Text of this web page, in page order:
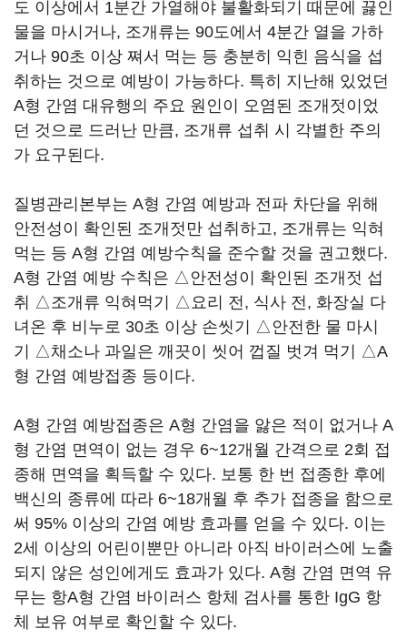
도 이상에서 1분간 가열해야 불활화되기 때문에 끓인
물을 마시거나, 조개류는 90도에서 4분간 열을 가하
거나 90초 이상 쪄서 먹는 등 충분히 익힌 음식을 섭
취하는 것으로 예방이 가능하다. 특히 지난해 있었던
A형 간염 대유행의 주요 원인이 오염된 조개젓이었
던 것으로 드러난 만큼, 조개류 섭취 시 각별한 주의
가 요구된다.
질병관리본부는 A형 간염 예방과 전파 차단을 위해
안전성이 확인된 조개젓만 섭취하고, 조개류는 익혀
먹는 등 A형 간염 예방수칙을 준수할 것을 권고했다.
A형 간염 예방 수칙은 △안전성이 확인된 조개젓 섭
취 △조개류 익혀먹기 △요리 전, 식사 전, 화장실 다
녀온 후 비누로 30초 이상 손씻기 △안전한 물 마시
기 △채소나 과일은 깨끗이 씻어 껍질 벗겨 먹기 △A
형 간염 예방접종 등이다.
A형 간염 예방접종은 A형 간염을 앓은 적이 없거나 A
형 간염 면역이 없는 경우 6~12개월 간격으로 2회 접
종해 면역을 획득할 수 있다. 보통 한 번 접종한 후에
백신의 종류에 따라 6~18개월 후 추가 접종을 함으로
써 95% 이상의 간염 예방 효과를 얻을 수 있다. 이는
2세 이상의 어린이뿐만 아니라 아직 바이러스에 노출
되지 않은 성인에게도 효과가 있다. A형 간염 면역 유
무는 항A형 간염 바이러스 항체 검사를 통한 IgG 항
체 보유 여부로 확인할 수 있다.